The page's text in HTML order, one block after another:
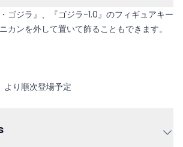
ゴジラ』、『ゴジラ-1.0』のフィギュアキー
カンを外して置いて飾ることもできます。
り順次登場予定